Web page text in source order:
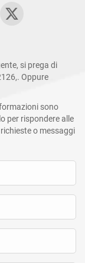
si prega di
,. Oppure
sono
per rispondere alle
o messaggi